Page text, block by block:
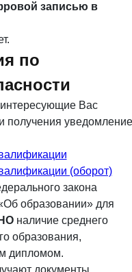
записью в
по
Вас
получения уведомление
закона
образовании» для
наличие среднего
образования,
дипломом.
документы